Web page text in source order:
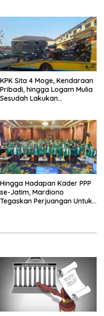
KPK Sita 4 Moge, Kendaraan
Pribadi, hingga Logam Mulia
Sesudah Lakukan
Tindak Kejahatan Bupati
Pemalang
Hingga Hadapan Kader PPP
se-Jatim, Mardiono
Tegaskan Perjuangan Untuk